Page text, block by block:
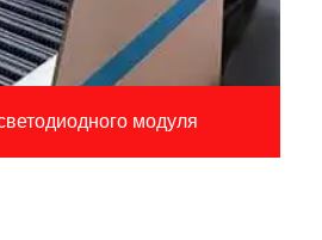
модуля